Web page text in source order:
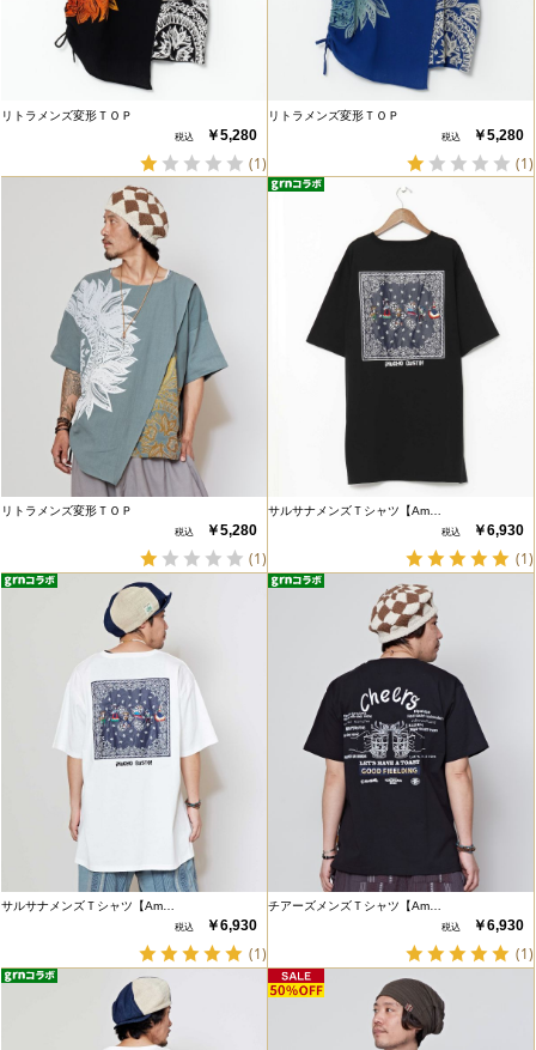
リトラメンズ変形ＴＯＰ
￥5,280
(1)
リトラメンズ変形ＴＯＰ
￥5,280
(1)
リトラメンズ変形ＴＯＰ
￥5,280
(1)
サルサナメンズＴシャツ【Am…
￥6,930
(1)
サルサナメンズＴシャツ【Am…
￥6,930
(1)
チアーズメンズＴシャツ【Am…
￥6,930
(1)